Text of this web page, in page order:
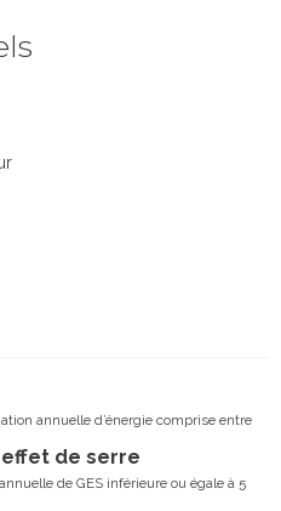
annuelle d’énergie comprise entre
effet de serre
de GES inférieure ou égale à 5